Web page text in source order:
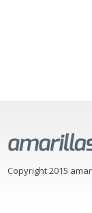
Copyright 2015